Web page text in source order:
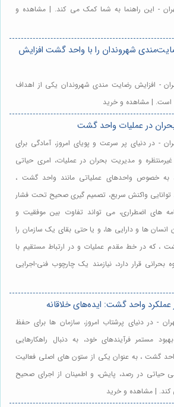
- این راهنما به شما کمک می کند. | مشاهده و
شهروندان را با واحد گشت افزایش
- افزایش رضایت مندی شهروندان یکی از اهداف
است. | مشاهده و خرید
در عملیات واحد گشت
- در دنیای پر سرعت و پویای امروز، آمادگی برای
و مدیریت بحران در عملیات، امری حیاتی
به خصوص واحدهای عملیاتی مانند واحد گشت ،
واکنش سریع، تصمیم گیری صحیح تحت فشار
های اضطراری، می تواند تفاوت بین موفقیت و
ها و دارایی ها، و یا حتی بقای یک سازمان را
، که در خط مقدم عملیات و در ارتباط مستقیم با
بحرانی قرار دارد، نیازمند یک چارچوب فنی-اجرایی
عملکرد واحد گشت: ایده‌های خلاقانه
- در دنیای پرشتاب امروز، سازمان ها برای حفظ
مستمر فرآیندهای خود، به دنبال راهکارهایی
گشت ، به عنوان یکی از ستون های اصلی فعالیت
حیاتی در رصد، پایش، و اطمینان از اجرای صحیح
کند. | مشاهده و خرید